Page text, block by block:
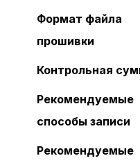
Формат файла
прошивки
Контрольная
Рекомендуемые
способы записи
Рекомендуемые
Логин и